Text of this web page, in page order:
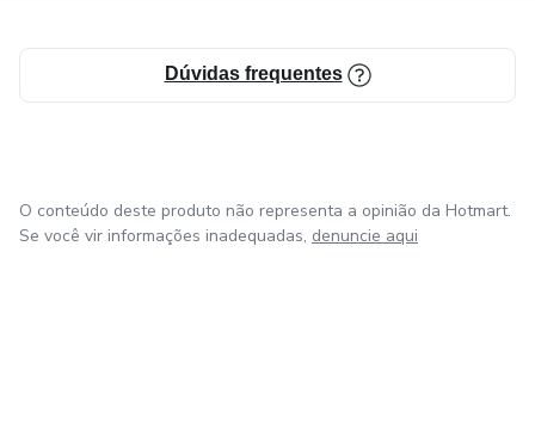
Dúvidas frequentes
O conteúdo deste produto não representa a opinião da Hotmart.
Se você vir informações inadequadas, denuncie aqui